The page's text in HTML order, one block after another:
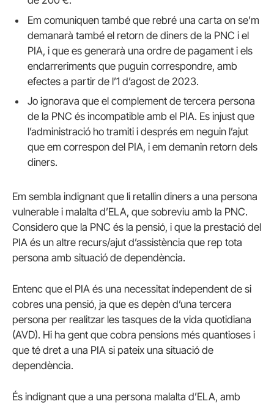
Em comuniquen també que rebré una carta on se’m
demanarà també el retorn de diners de la PNC i el
PIA, i que es generarà una ordre de pagament i els
endarreriments que puguin correspondre, amb
efectes a partir de l’1 d’agost de 2023.
Jo ignorava que el complement de tercera persona
de la PNC és incompatible amb el PIA. Es injust que
l’administració ho tramiti i després em neguin l’ajut
que em correspon del PIA, i em demanin retorn dels
diners.
Em sembla indignant que li retallin diners a una persona
vulnerable i malalta d’ELA, que sobreviu amb la PNC.
Considero que la PNC és la pensió, i que la prestació del
PIA és un altre recurs/ajut d’assistència que rep tota
persona amb situació de dependència.
Entenc que el PIA és una necessitat independent de si
cobres una pensió, ja que es depèn d’una tercera
persona per realitzar les tasques de la vida quotidiana
(AVD). Hi ha gent que cobra pensions més quantioses i
que té dret a una PIA si pateix una situació de
dependència.
És indignant que a una persona malalta d’ELA, amb